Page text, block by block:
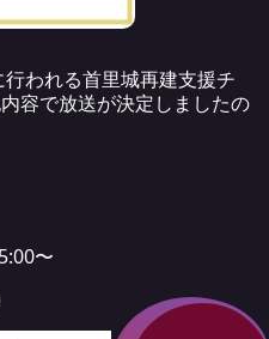
われる首里城再建支援チ
容で放送が決定しましたの
〜